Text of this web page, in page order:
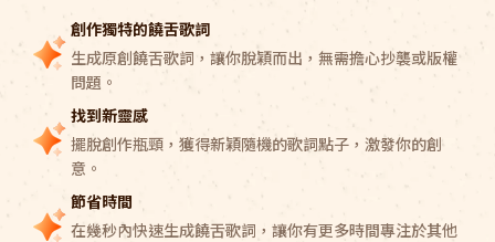
創作獨特的饒舌歌詞
生成原創饒舌歌詞，讓你脫穎而出，無需擔心抄襲或版權
問題。
找到新靈感
擺脫創作瓶頸，獲得新穎隨機的歌詞點子，激發你的創
意。
節省時間
在幾秒內快速生成饒舌歌詞，讓你有更多時間專注於其他